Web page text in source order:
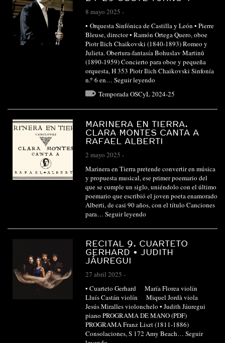
8 mayo 2025 -
• Orquesta Sinfónica de Castilla y León • Pierre
Bleuse, director • Ramón Ortega Quero, oboe
Piotr Ilich Chaikovski (1840-1893) Romeo y
Julieta. Obertura-fantasía Bohuslav Martinů
(1890-1959) Concierto para oboe y pequeña
orquesta, H 353 Piotr Ilich Chaikovski Sinfonía
n.º 6 en… Seguir leyendo
Temporada OSCyL 2024-25
MARINERA EN TIERRA.
CLARA MONTES CANTA A
RAFAEL ALBERTI
2 mayo 2025 -
Marinera en Tierra pretende convertir en música
y propuesta musical, ese primer poemario del
que se cumple un siglo, uniéndolo con el último
poemario que escribió el joven poeta enamorado
Alberti, de casi 90 años, con el título Canciones
para… Seguir leyendo
RECITAL 9. CUARTETO
GERHARD • JUDITH
JÁUREGUI
27 abril 2025 -
• Cuarteto Gerhard María Florea violín
Lluís Castán violín Miquel Jordà viola
Jesús Miralles violonchelo • Judith Jáuregui
piano PROGRAMA DE MANO (PDF)
PROGRAMA Franz Liszt (1811-1886)
Consolaciones, S 172 Amy Beach… Seguir